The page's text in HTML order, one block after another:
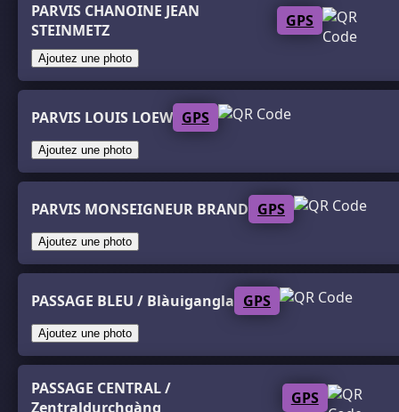
PARVIS CHANOINE JEAN
STEINMETZ
GPS
Ajoutez une photo
PARVIS LOUIS LOEW GPS
Ajoutez une photo
PARVIS MONSEIGNEUR BRAND GPS
Ajoutez une photo
PASSAGE BLEU / Blàuigangla GPS
Ajoutez une photo
PASSAGE CENTRAL /
Zentraldurchgàng
GPS